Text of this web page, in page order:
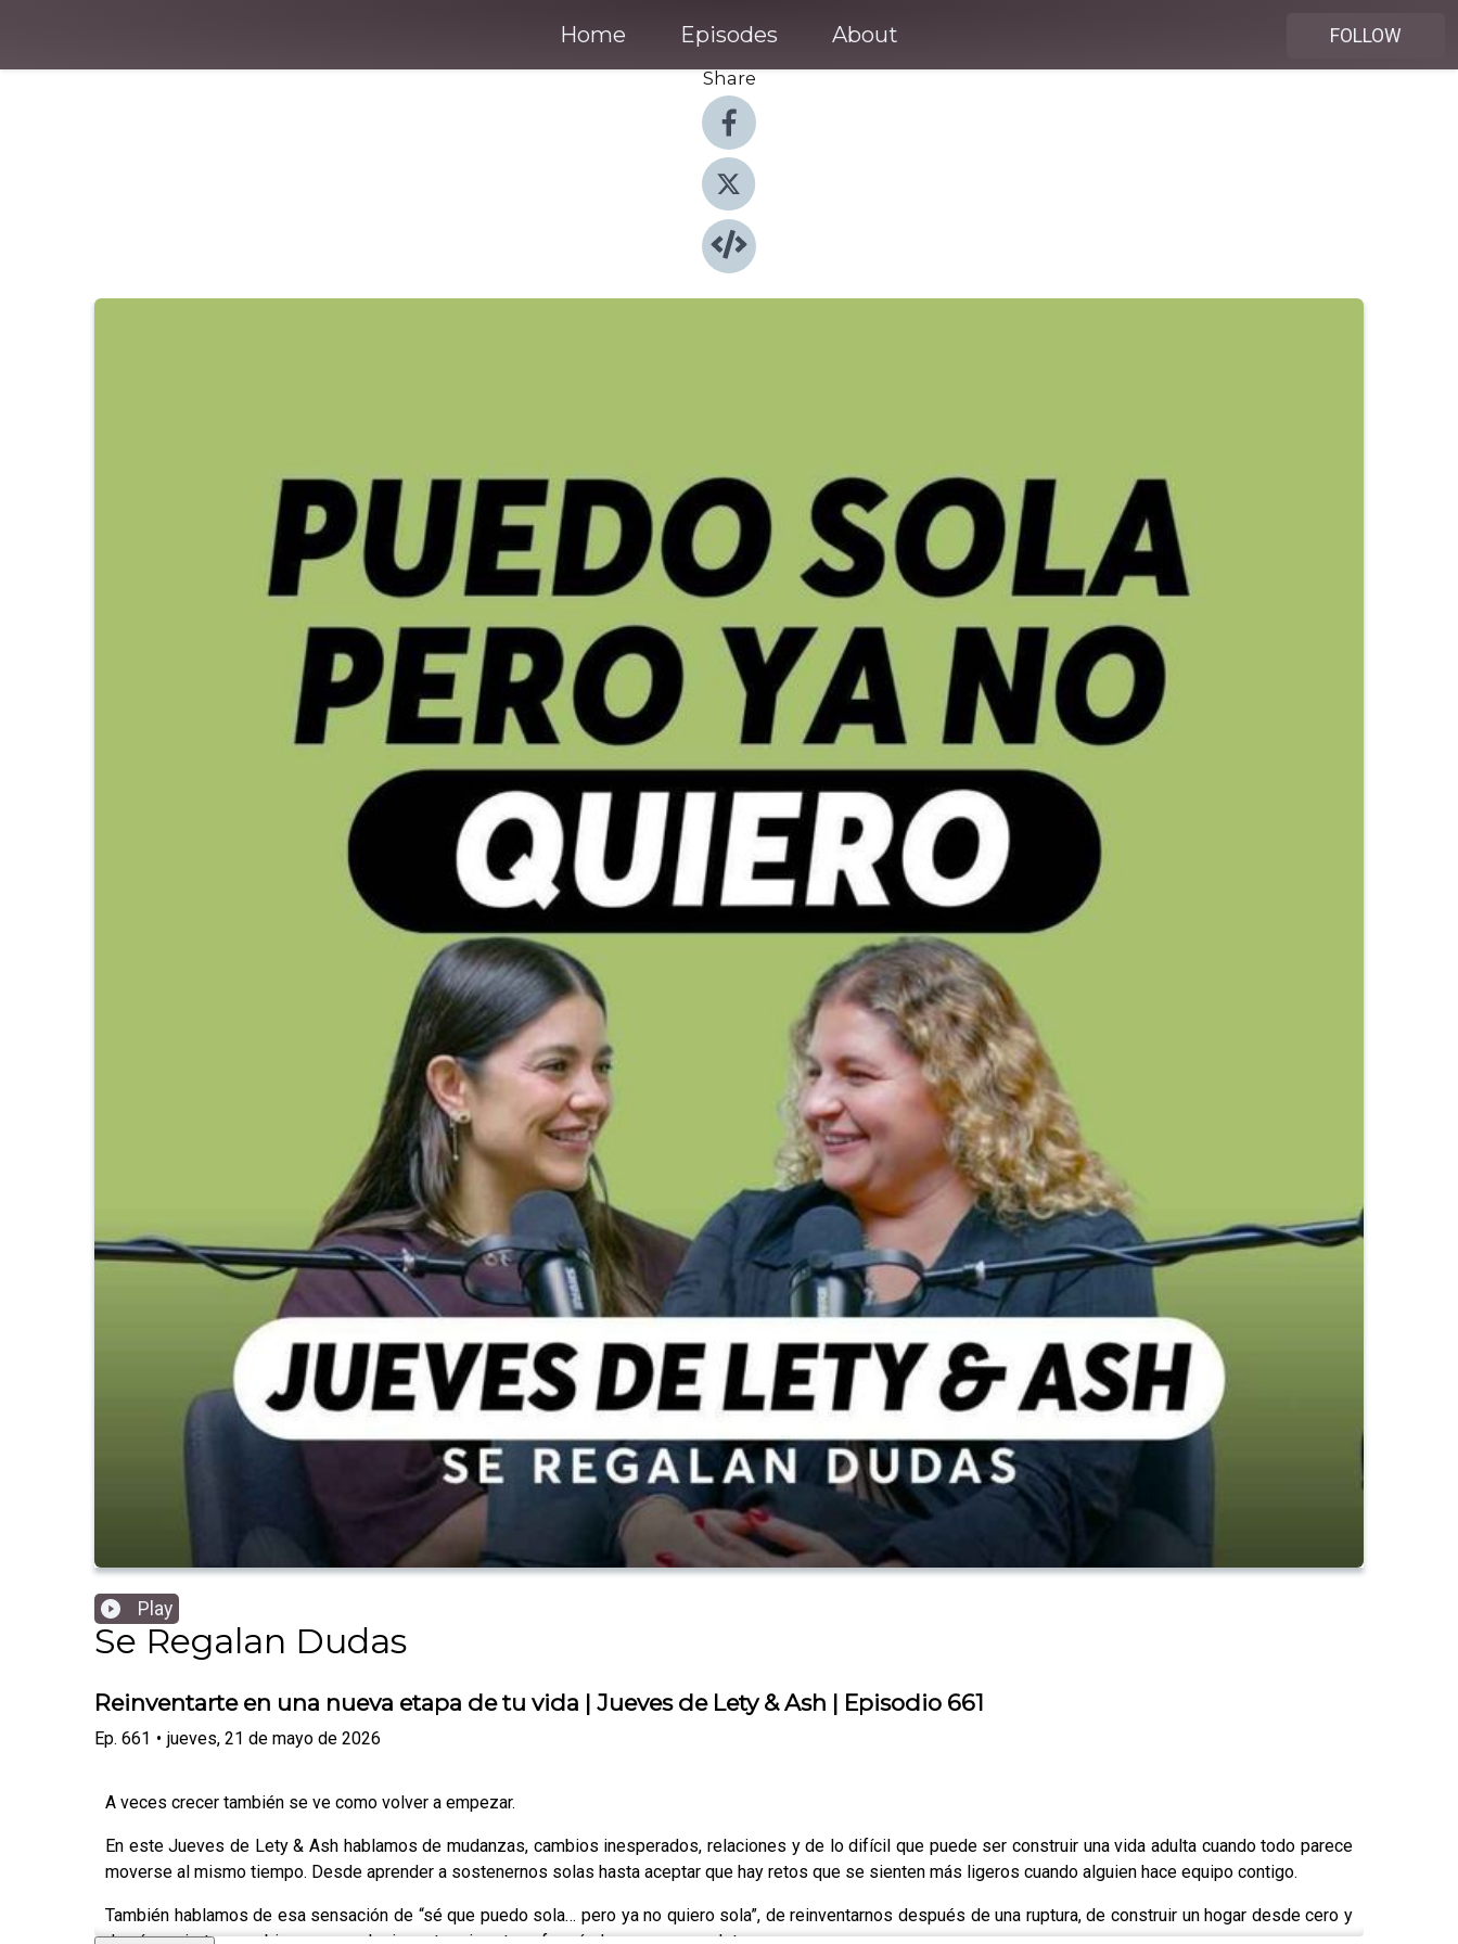
Home Episodes About
FOLLOW
Share
Play
Se Regalan Dudas
Reinventarte en una nueva etapa de tu vida | Jueves de Lety & Ash | Episodio 661
Ep. 661 • jueves, 21 de mayo de 2026
A veces crecer también se ve como volver a empezar.
En este Jueves de Lety & Ash hablamos de mudanzas, cambios inesperados, relaciones y de lo difícil que puede ser construir una vida adulta cuando todo parece
moverse al mismo tiempo. Desde aprender a sostenernos solas hasta aceptar que hay retos que se sienten más ligeros cuando alguien hace equipo contigo.
También hablamos de esa sensación de “sé que puedo sola… pero ya no quiero sola”, de reinventarnos después de una ruptura, de construir un hogar desde cero y